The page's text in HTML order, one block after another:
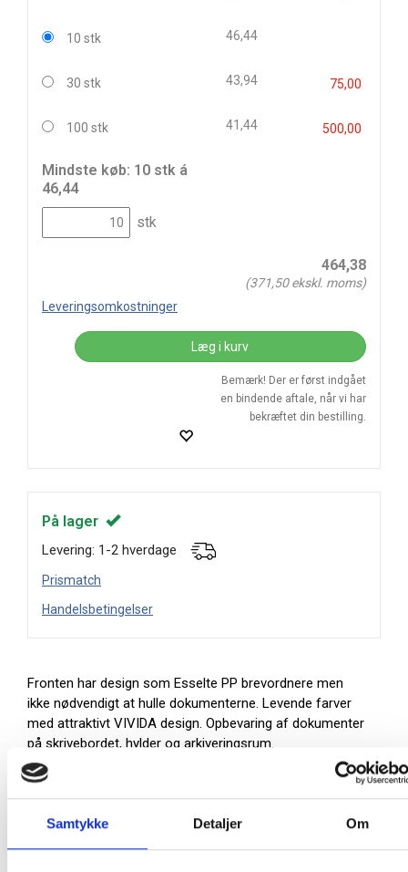
Samtykke Detaljer Om
10 stk 46,44
30 stk 43,94 75,00
100 stk 41,44 500,00
Mindste køb: 10 stk á
46,44
stk
464,38
(371,50ekskl. moms)
Leveringsomkostninger
Læg i kurv
Bemærk! Der er først indgået
en bindende aftale, når vi har
bekræftet din bestilling.
På lager
Levering: 1-2 hverdage
Prismatch
Handelsbetingelser
Fronten har design som Esselte PP brevordnere men
ikke nødvendigt at hulle dokumenterne. Levende farver
med attraktivt VIVIDA design. Opbevaring af dokumenter
på skrivebordet, hylder og arkiveringsrum.
Perfekt farvematch med øvrige VIVIDA produkter
Mål: 72 x 318 x 242 mm